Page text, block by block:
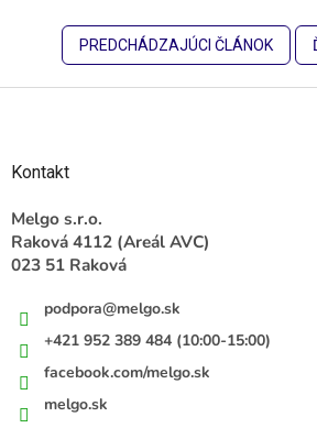
PREDCHÁDZAJÚCI ČLÁNOK
Kontakt
Melgo s.r.o.
Raková 4112 (Areál AVC)
023 51 Raková
podpora@melgo.sk
+421 952 389 484 (10:00-15:00)
facebook.com/melgo.sk
melgo.sk